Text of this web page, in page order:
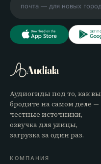
Audiala
Аудиогиды под то, как вы
бродите на самом деле —
честные источники,
озвучка для улицы,
загрузка за один раз.
КОМПАНИЯ